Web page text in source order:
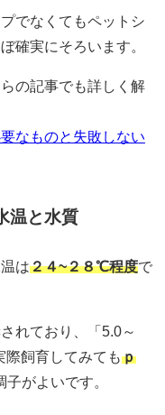
でなくてもペットシ
確実にそろいます。
の記事でも詳しく解
なものと失敗しない
温と水質
は２４~２８℃程度で
れており、「5.0～
際飼育してみてもｐ
子がよいです。